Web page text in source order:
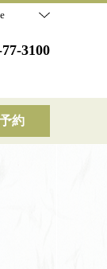
3100
約